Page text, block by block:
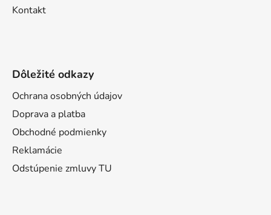
Kontakt
Dôležité odkazy
Ochrana osobných údajov
Doprava a platba
Obchodné podmienky
Reklamácie
Odstúpenie zmluvy TU